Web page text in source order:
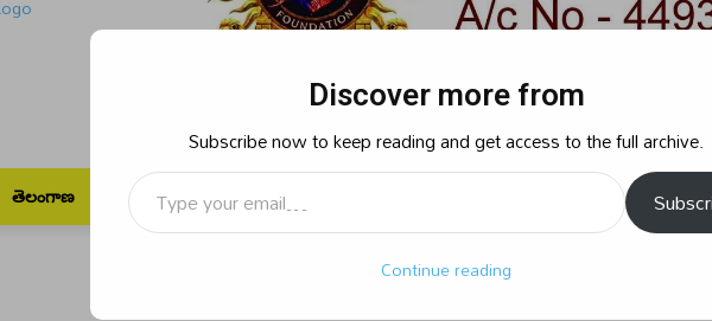
తెలంగాణ భారత్ రాజకీయం క్రైమ్ బిజినెస్
Discover more from
Subscribe now to keep reading and get access to the full archive.
Type your email…
Continue reading